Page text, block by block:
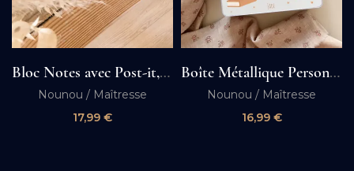
Bloc Notes avec Post-it, Crayon et Trombones
Nounou / Maîtresse
17,99 €
Boîte Métallique Personnalisée
Nounou / Maîtresse
16,99 €